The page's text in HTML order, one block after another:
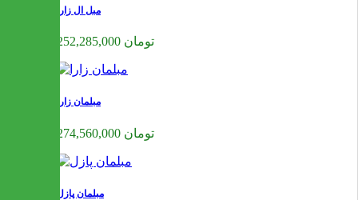
مبل ال زارا
252,285,000 تومان
مبلمان زارا
274,560,000 تومان
مبلمان پازل